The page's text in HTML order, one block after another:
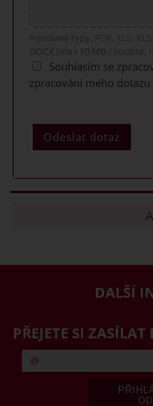
Povolené typy: PDF, XLS,
DOCX (max 10 MB /
Souhlasím se
zpracování mého dotazu
DALŠÍ
PŘEJETE SI